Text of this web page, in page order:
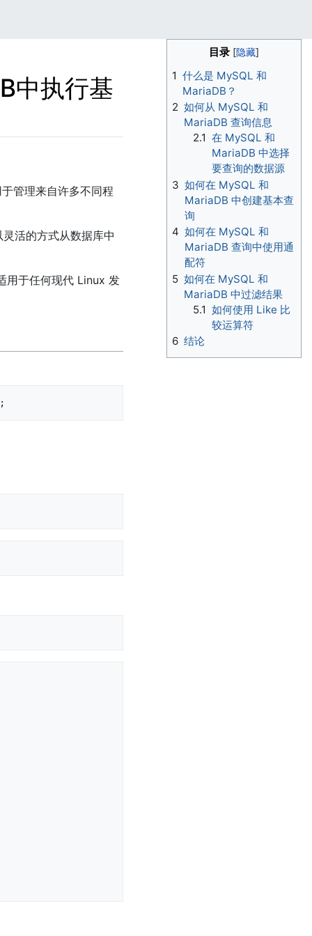
中执行基
管理来自许多不同程
活的方式从数据库中
用于任何现代 Linux 发
目录
1 什么是 MySQL 和
MariaDB？
2 如何从 MySQL 和
MariaDB 查询信息
2.1 在 MySQL 和
MariaDB 中选择
要查询的数据源
3 如何在 MySQL 和
MariaDB 中创建基本查
询
4 如何在 MySQL 和
MariaDB 查询中使用通
配符
5 如何在 MySQL 和
MariaDB 中过滤结果
5.1 如何使用 Like 比
较运算符
6 结论